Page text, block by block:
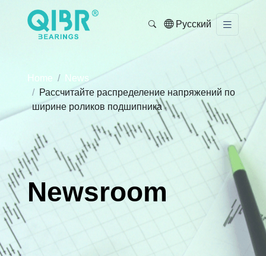
Русский
Home
News
Рассчитайте распределение напряжений по
ширине роликов подшипника
Newsroom